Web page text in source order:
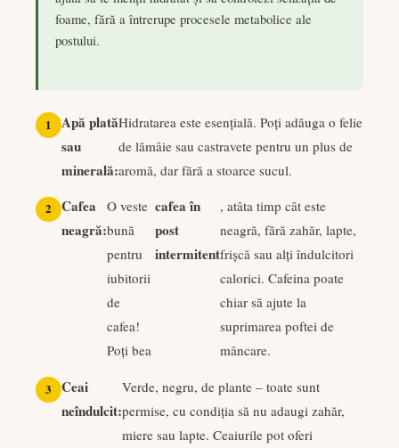
foame, fără a întrerupe procesele metabolice ale
postului.
Apă plată
sau
minerală:
Hidratarea este esențială. Poți adăuga o felie
de lămâie sau castravete pentru un plus de
aromă, dar fără a stoarce sucul.
Cafea
neagră:
O veste
bună
pentru
iubitorii
de
cafea!
Poți bea
cafea în
post
intermitent
, atâta timp cât este
neagră, fără zahăr, lapte,
frișcă sau alți îndulcitori
calorici. Cafeina poate
chiar să ajute la
suprimarea poftei de
mâncare.
Ceai
neîndulcit:
Verde, negru, de plante – toate sunt
permise, cu condiția să nu adaugi zahăr,
miere sau lapte. Ceaiurile pot oferi